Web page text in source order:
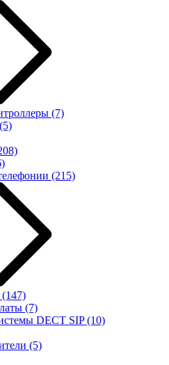
(7)
(5)
(215)
(147)
(7)
DECT SIP(10)
(5)